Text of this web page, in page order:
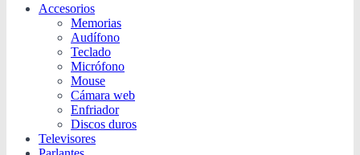
Accesorios
Memorias
Audífono
Teclado
Micrófono
Mouse
Cámara web
Enfriador
Discos duros
Televisores